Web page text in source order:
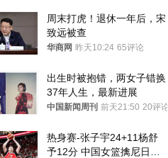
周末打虎！退休一年后，宋
致远被查
华商网 昨天10:24 65评论
出生时被抱错，两女子错换
37年人生，最新进展
中国新闻周刊 前天21:50 20评论
热身赛-张子宇24+11杨舒
予12分 中国女篮擒尼日利